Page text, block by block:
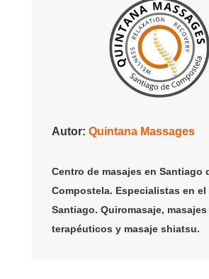
Autor:Quintana Massages
Centro de masajes en Santiago
Compostela. Especialistas en el
Santiago. Quiromasaje, masajes
terapéuticos y masaje shiatsu.